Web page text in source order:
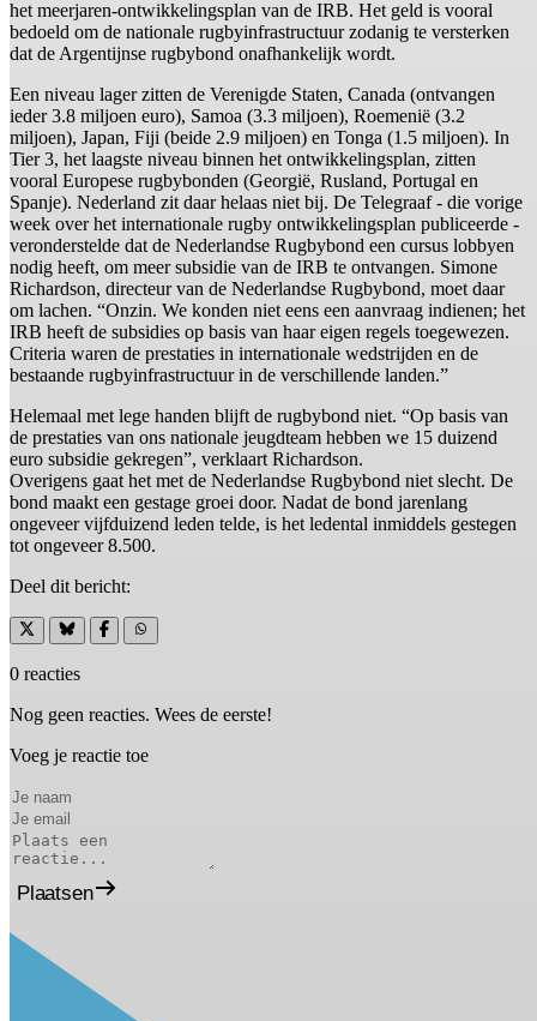
het meerjaren-ontwikkelingsplan van de IRB. Het geld is vooral
bedoeld om de nationale rugbyinfrastructuur zodanig te versterken
dat de Argentijnse rugbybond onafhankelijk wordt.
Een niveau lager zitten de Verenigde Staten, Canada (ontvangen
ieder 3.8 miljoen euro), Samoa (3.3 miljoen), Roemenië (3.2
miljoen), Japan, Fiji (beide 2.9 miljoen) en Tonga (1.5 miljoen). In
Tier 3, het laagste niveau binnen het ontwikkelingsplan, zitten
vooral Europese rugbybonden (Georgië, Rusland, Portugal en
Spanje). Nederland zit daar helaas niet bij. De Telegraaf - die vorige
week over het internationale rugby ontwikkelingsplan publiceerde -
veronderstelde dat de Nederlandse Rugbybond een cursus lobbyen
nodig heeft, om meer subsidie van de IRB te ontvangen. Simone
Richardson, directeur van de Nederlandse Rugbybond, moet daar
om lachen. “Onzin. We konden niet eens een aanvraag indienen; het
IRB heeft de subsidies op basis van haar eigen regels toegewezen.
Criteria waren de prestaties in internationale wedstrijden en de
bestaande rugbyinfrastructuur in de verschillende landen.”
Helemaal met lege handen blijft de rugbybond niet. “Op basis van
de prestaties van ons nationale jeugdteam hebben we 15 duizend
euro subsidie gekregen”, verklaart Richardson.
Overigens gaat het met de Nederlandse Rugbybond niet slecht. De
bond maakt een gestage groei door. Nadat de bond jarenlang
ongeveer vijfduizend leden telde, is het ledental inmiddels gestegen
tot ongeveer 8.500.
Deel dit bericht:
0 reacties
Nog geen reacties. Wees de eerste!
Voeg je reactie toe
Plaatsen